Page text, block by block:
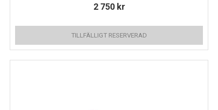
2 750 kr
TILLFÄLLIGT RESERVERAD